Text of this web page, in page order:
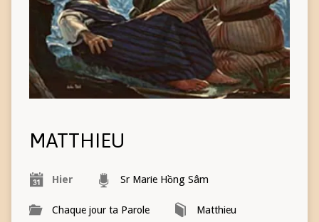
MATTHIEU
Hier Sr Marie Hồng Sâm
Chaque jour ta Parole Matthieu